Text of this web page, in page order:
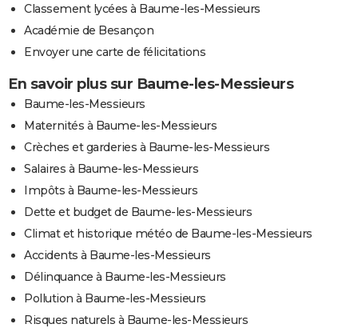
Classement lycées à Baume-les-Messieurs
Académie de Besançon
Envoyer une carte de félicitations
En savoir plus sur Baume-les-Messieurs
Baume-les-Messieurs
Maternités à Baume-les-Messieurs
Crèches et garderies à Baume-les-Messieurs
Salaires à Baume-les-Messieurs
Impôts à Baume-les-Messieurs
Dette et budget de Baume-les-Messieurs
Climat et historique météo de Baume-les-Messieurs
Accidents à Baume-les-Messieurs
Délinquance à Baume-les-Messieurs
Pollution à Baume-les-Messieurs
Risques naturels à Baume-les-Messieurs